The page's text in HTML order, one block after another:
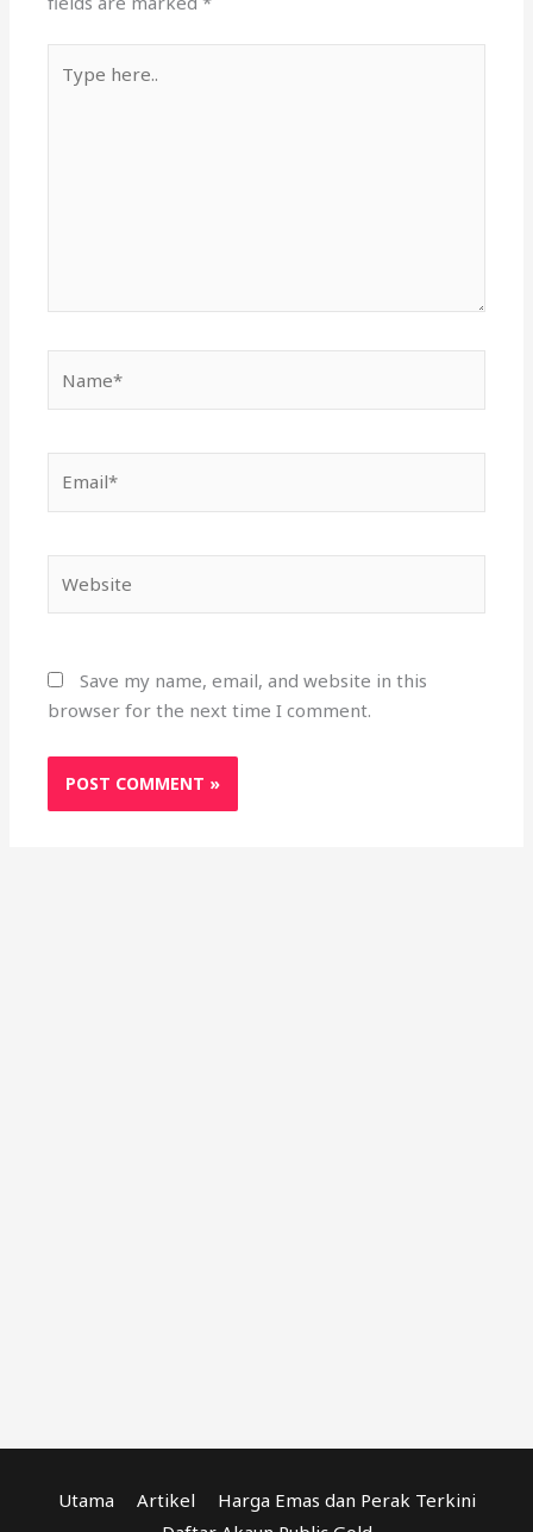
here..
Save my name, email, and website in this
browser for the next time I comment.
Utama Artikel
Harga Emas dan Perak Terkini